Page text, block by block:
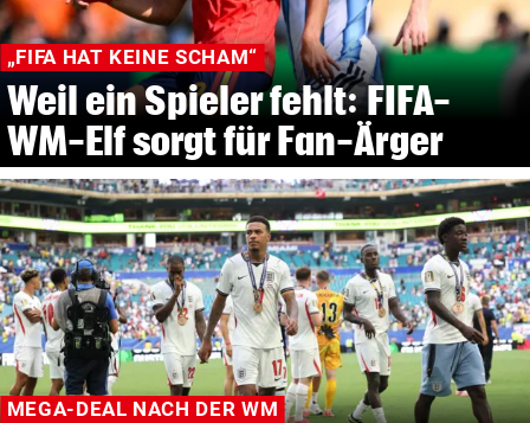
„FIFA HAT KEINE SCHAM“
Weil ein Spieler fehlt: FIFA-
WM-Elf sorgt für Fan-Ärger
MEGA-DEAL NACH DER WM